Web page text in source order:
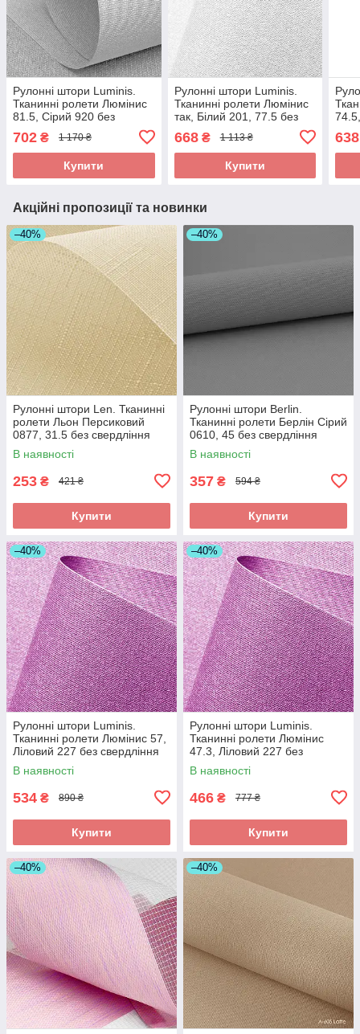
Рулонні штори Luminis.
Тканинні ролети Люмінис
81.5, Сірий 920 без
702 ₴ 1 170 ₴
Купити
Рулонні штори Luminis.
Тканинні ролети Люмінис
так, Білий 201, 77.5 без
668₴ 1 113 ₴
Купити
638
Акційні пропозиції та новинки
–40%
Рулонні штори Len. Тканинні
ролети Льон Персиковий
0877, 31.5 без свердління
В наявності
253 ₴ 421 ₴
Купити
–40%
Рулонні штори Berlin.
Тканинні ролети Берлін Сірий
0610, 45 без свердління
В наявності
357 ₴ 594 ₴
Купити
–40%
Рулонні штори Luminis.
Тканинні ролети Люмінис 57,
Ліловий 227 без свердління
В наявності
534 ₴ 890 ₴
Купити
–40%
Рулонні штори Luminis.
Тканинні ролети Люмінис
47.3, Ліловий 227 без
свердління
В наявності
466 ₴ 777 ₴
Купити
–40% –40%